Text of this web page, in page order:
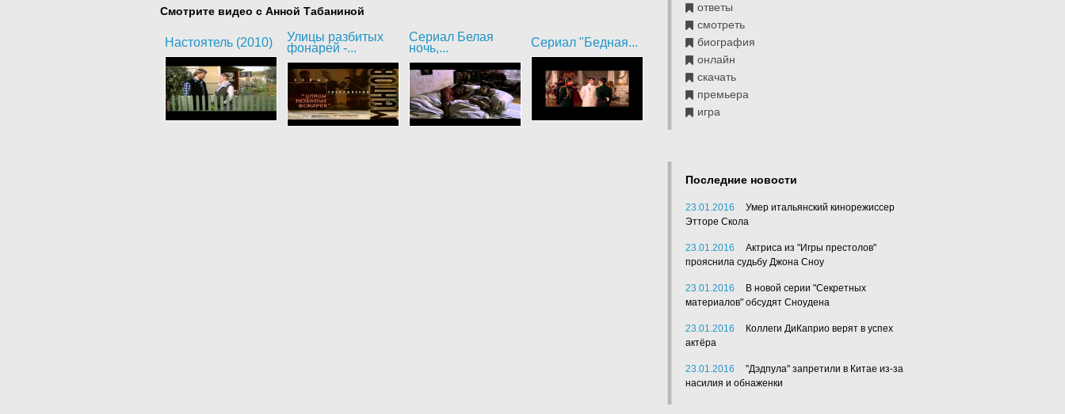
Смотрите видео с Анной Табаниной
Настоятель (2010)
Улицы разбитых
фонарей -...
Сериал Белая
ночь,...
Сериал "Бедная...
ответы
смотреть
биография
онлайн
скачать
премьера
игра
Последние новости
23.01.2016
Умер итальянский кинорежиссер
Этторе Скола
23.01.2016
Актриса из "Игры престолов"
прояснила судьбу Джона Сноу
23.01.2016
В новой серии "Секретных
материалов" обсудят Сноудена
23.01.2016
Коллеги ДиКаприо верят в успех
актёра
23.01.2016
"Дэдпула" запретили в Китае из-за
насилия и обнаженки